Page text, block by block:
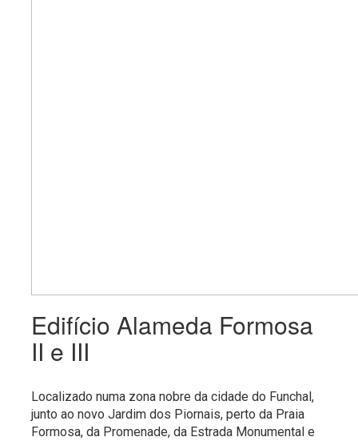
Edifício Alameda Formosa
II e III
Localizado numa zona nobre da cidade do Funchal,
junto ao novo Jardim dos Piornais, perto da Praia
Formosa, da Promenade, da Estrada Monumental e